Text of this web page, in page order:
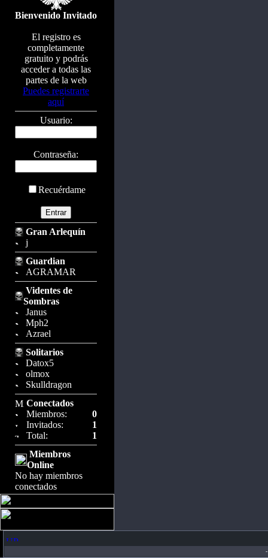
Bienvenido Invitado
El registro es
completamente
gratuito y podrás
acceder a todas las
partes de la web
Puedes registrarte
aquí
Usuario:
Contraseña:
Recuérdame
Gran Arlequín
j
Guardian
AGRAMAR
Videntes de
Sombras
Janus
Mph2
Azrael
Solitarios
Datox5
olmox
Skulldragon
Conectados
Miembros:
0
Invitados:
1
Total:
1
Miembros
Online
No hay miembros
conectados